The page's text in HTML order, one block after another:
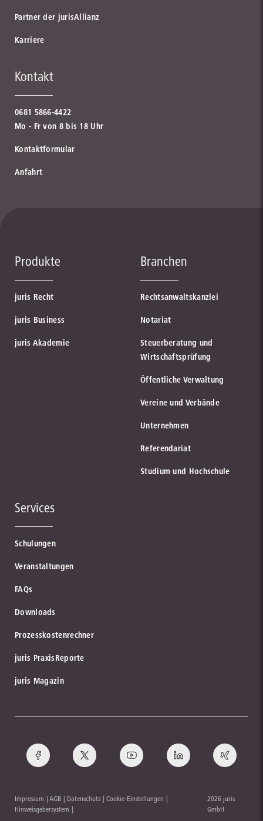
Partner der jurisAllianz
Karriere
Kontakt
0681 5866-4422
Mo - Fr von 8 bis 18 Uhr
Kontaktformular
Anfahrt
Produkte
juris Recht
juris Business
juris Akademie
Branchen
Rechtsanwaltskanzlei
Notariat
Steuerberatung und
Wirtschaftsprüfung
Öffentliche Verwaltung
Vereine und Verbände
Unternehmen
Referendariat
Studium und Hochschule
Services
Schulungen
Veranstaltungen
FAQs
Downloads
Prozesskostenrechner
juris PraxisReporte
juris Magazin
Impressum AGB Datenschutz
Cookie-Einstellungen
Hinweisgebersystem
2026 juris
GmbH